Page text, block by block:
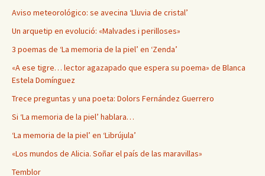
Aviso meteorológico: se avecina ‘Lluvia de cristal’
Un arquetip en evolució: «Malvades i perilloses»
3 poemas de ‘La memoria de la piel’ en ‘Zenda’
«A ese tigre… lector agazapado que espera su poema» de Blanca
Estela Domínguez
Trece preguntas y una poeta: Dolors Fernández Guerrero
Si ‘La memoria de la piel’ hablara…
‘La memoria de la piel’ en ‘Librújula’
«Los mundos de Alicia. Soñar el país de las maravillas»
Temblor